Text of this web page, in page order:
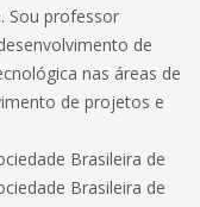
Sou professor
de
nas áreas de
de projetos e
Brasileira de
Brasileira de